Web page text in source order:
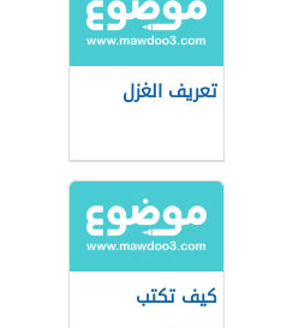
تعريف الغزل
كيف تكتب